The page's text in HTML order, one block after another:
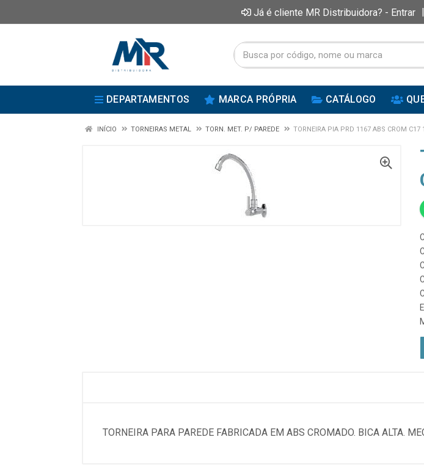
Já é cliente MR Distribuidora? - Entrar |
DEPARTAMENTOS MARCA PRÓPRIA CATÁLOGO
INÍCIO TORNEIRAS METAL TORN. MET. P/ PAREDE TORNEIRA PIA PRD 1167 ABS CROM C17
TORNEIRA PARA PAREDE FABRICADA EM ABS CROMADO. BICA ALTA.